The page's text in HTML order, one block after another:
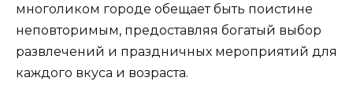
многоликом городе обещает быть поистине
неповторимым, предоставляя богатый выбор
развлечений и праздничных мероприятий для
каждого вкуса и возраста.